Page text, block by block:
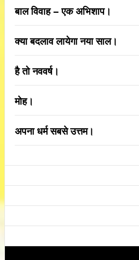
बाल विवाह – एक अभिशाप।
क्या बदलाव लायेगा नया साल।
है तो नववर्ष।
मोह।
अपना धर्म सबसे उत्तम।